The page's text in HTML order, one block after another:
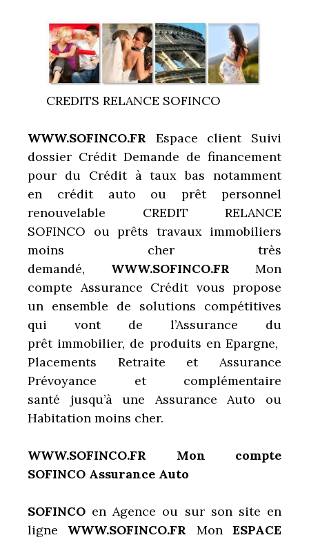
CREDITS RELANCE SOFINCO
WWW.SOFINCO.FR Espace client Suivi
dossier Crédit Demande de financement
pour du Crédit à taux bas notamment
en crédit auto ou prêt personnel
renouvelable CREDIT RELANCE
SOFINCO ou prêts travaux immobiliers
moins cher très
demandé, WWW.SOFINCO.FR Mon
compte Assurance Crédit vous propose
un ensemble de solutions compétitives
qui vont de l’Assurance du
prêt immobilier, de produits en Epargne,
Placements Retraite et Assurance
Prévoyance et complémentaire
santé jusqu’à une Assurance Auto ou
Habitation moins cher.
WWW.SOFINCO.FR Mon compte
SOFINCO Assurance Auto
SOFINCO en Agence ou sur son site en
ligne WWW.SOFINCO.FR MonESPACE